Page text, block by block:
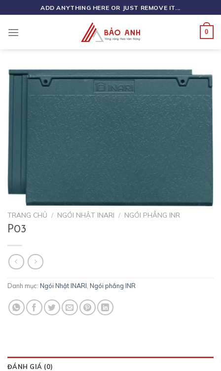
to
content
ADD ANYTHING HERE OR JUST REMOVE IT...
0
TRANG CHỦ / NGÓI NHẬT INARI / NGÓI PHẲNG INR
P03
Danh mục: Ngói Nhật INARI Ngói phẳng INR
ĐÁNH GIÁ (0)